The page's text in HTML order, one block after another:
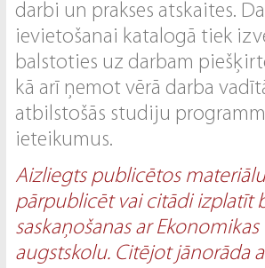
darbi un prakses atskaites.
ievietošanai katalogā tiek
balstoties uz darbam
kā arī ņemot vērā darba
atbilstošās studiju
ieteikumus.
Aizliegts publicētos
pārpublicēt vai citādi izplatīt
saskaņošanas ar
augstskolu. Citējot jānorāda